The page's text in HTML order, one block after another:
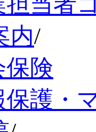
内/
保険
保護・